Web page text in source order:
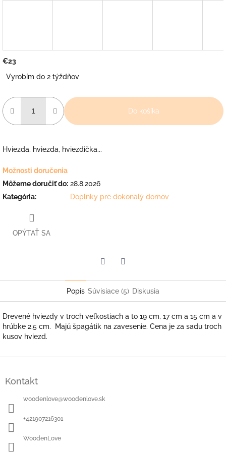
€23
cena:
Vyrobím do 2 týždňov
Do košíka
Hviezda, hviezda, hviezdička...
Možnosti doručenia
Môžeme doručiť do: 28.8.2026
Kategória: Doplnky pre dokonalý domov
OPÝTAŤ SA
Popis Súvisiace (5) Diskusia
Drevené hviezdy v troch veľkostiach a to 19 cm, 17 cm a 15 cm a v
hrúbke 2,5 cm. Majú špagátik na zavesenie. Cena je za sadu troch
kusov hviezd.
Kontakt
woodenlove@woodenlove.sk
+421907216301
WoodenLove